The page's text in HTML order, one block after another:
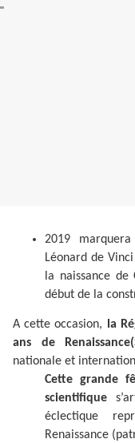
2019
Léonard de
la naissance
début de la
A cette occasion,
la
ans de
nationale et
Cette grande
scientifique
éclectique
Renaissance